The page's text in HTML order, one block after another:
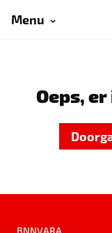
Menu
Oeps,
BNNVARA